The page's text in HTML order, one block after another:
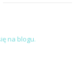
na blogu.